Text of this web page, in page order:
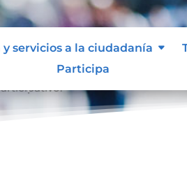
servicios a la ciudadanía
Participa